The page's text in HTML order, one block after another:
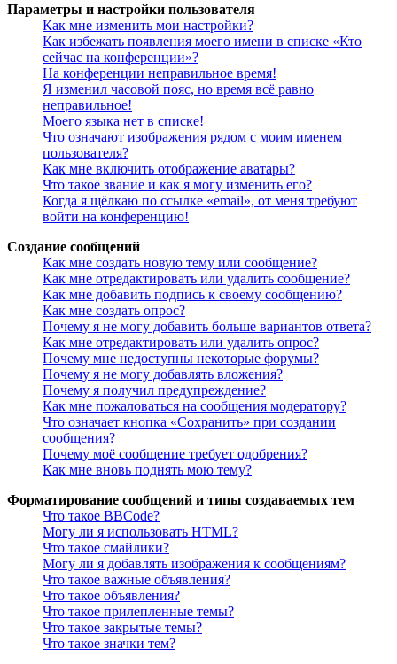
Параметры и настройки пользователя
Как мне изменить мои настройки?
Как избежать появления моего имени в списке «Кто
сейчас на конференции»?
На конференции неправильное время!
Я изменил часовой пояс, но время всё равно
неправильное!
Моего языка нет в списке!
Что означают изображения рядом с моим именем
пользователя?
Как мне включить отображение аватары?
Что такое звание и как я могу изменить его?
Когда я щёлкаю по ссылке «email», от меня требуют
войти на конференцию!
Создание сообщений
Как мне создать новую тему или сообщение?
Как мне отредактировать или удалить сообщение?
Как мне добавить подпись к своему сообщению?
Как мне создать опрос?
Почему я не могу добавить больше вариантов ответа?
Как мне отредактировать или удалить опрос?
Почему мне недоступны некоторые форумы?
Почему я не могу добавлять вложения?
Почему я получил предупреждение?
Как мне пожаловаться на сообщения модератору?
Что означает кнопка «Сохранить» при создании
сообщения?
Почему моё сообщение требует одобрения?
Как мне вновь поднять мою тему?
Форматирование сообщений и типы создаваемых тем
Что такое BBCode?
Могу ли я использовать HTML?
Что такое смайлики?
Могу ли я добавлять изображения к сообщениям?
Что такое важные объявления?
Что такое объявления?
Что такое прилепленные темы?
Что такое закрытые темы?
Что такое значки тем?